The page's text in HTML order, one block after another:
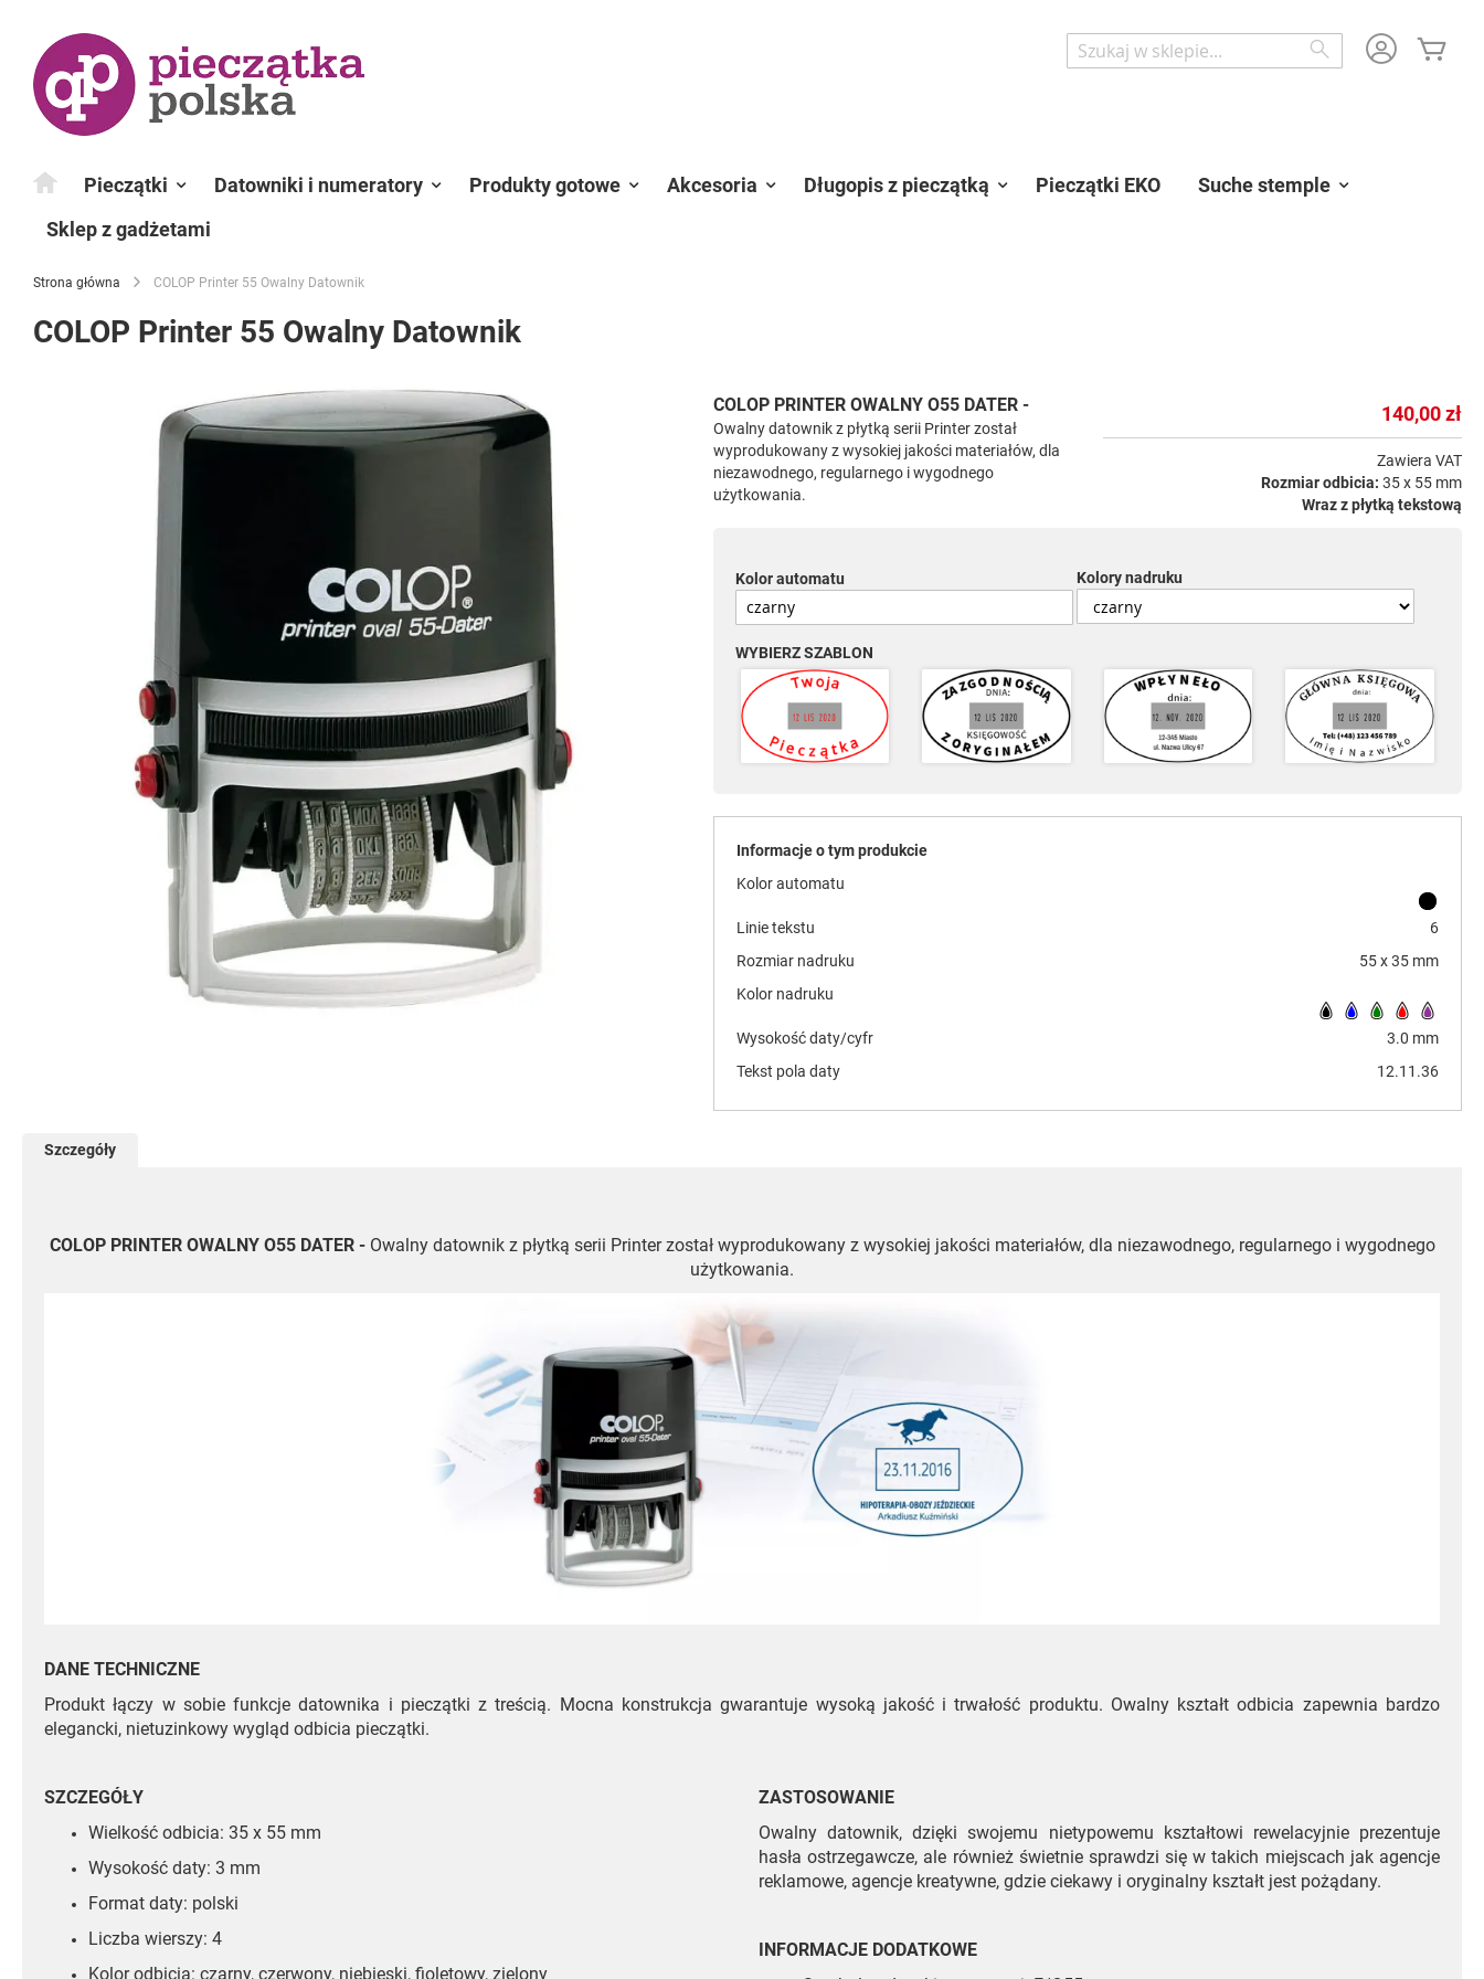
Wyszukaj
Pieczątki Datowniki i numeratory Produkty gotowe Akcesoria Długopis z pieczątką Pieczątki EKO
Suche stemple
Sklep z gadżetami
Strona główna COLOP Printer 55 Owalny Datownik
COLOP Printer 55 Owalny Datownik
140,00 zł
Zawiera VAT
Rozmiar odbicia: 35 x 55 mm
Wraz z płytką tekstową
COLOP PRINTER OWALNY O55 DATER -
Owalny datownik z płytką serii Printer został
wyprodukowany z wysokiej jakości materiałów, dla
niezawodnego, regularnego i wygodnego
użytkowania.
Kolor automatu Kolory nadruku
WYBIERZ SZABLON
Informacje o tym produkcie
Kolor automatu
Linie tekstu
6
Rozmiar nadruku
55 x 35 mm
Kolor nadruku
Wysokość daty/cyfr
3.0 mm
Tekst pola daty
12.11.36
Szczegóły
COLOP PRINTER OWALNY O55 DATER -Owalny datownik z płytką serii Printer został wyprodukowany z wysokiej jakości materiałów, dla niezawodnego, regularnego i wygodnego
użytkowania.
DANE TECHNICZNE
Produkt łączy w sobie funkcje datownika i pieczątki z treścią. Mocna konstrukcja gwarantuje wysoką jakość i trwałość produktu. Owalny kształt odbicia zapewnia bardzo
elegancki, nietuzinkowy wygląd odbicia pieczątki.
SZCZEGÓŁY
Wielkość odbicia: 35 x 55 mm
Wysokość daty: 3 mm
Format daty: polski
Liczba wierszy: 4
Kolor odbicia: czarny, czerwony, niebieski, fioletowy, zielony
ZASTOSOWANIE
Owalny datownik, dzięki swojemu nietypowemu kształtowi rewelacyjnie prezentuje
hasła ostrzegawcze, ale również świetnie sprawdzi się w takich miejscach jak agencje
reklamowe, agencje kreatywne, gdzie ciekawy i oryginalny kształt jest pożądany.
INFORMACJE DODATKOWE